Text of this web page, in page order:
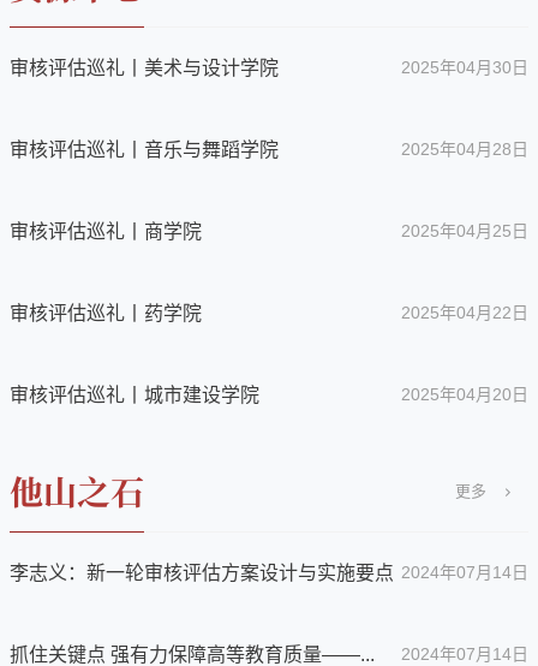
审核评估巡礼丨美术与设计学院 2025年04月30日
审核评估巡礼丨音乐与舞蹈学院 2025年04月28日
审核评估巡礼丨商学院 2025年04月25日
审核评估巡礼丨药学院 2025年04月22日
审核评估巡礼丨城市建设学院 2025年04月20日
更多
李志义：新一轮审核评估方案设计与实施要点 2024年07月14日
抓住关键点 强有力保障高等教育质量——... 2024年07月14日